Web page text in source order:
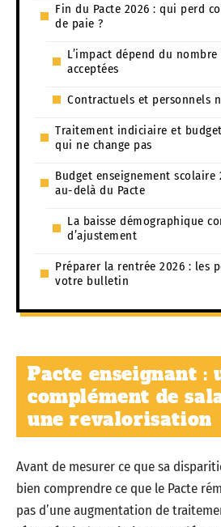
Fin du Pacte 2026 : qui perd
de paie ?
L’impact dépend du
acceptées
Contractuels et personnels
Traitement indiciaire et
qui ne change pas
Budget enseignement
au-delà du Pacte
La baisse démographique
d’ajustement
Préparer la rentrée 2026 : les
votre bulletin
Pacte enseignant :
complément de
une revalorisation
Avant de mesurer ce que sa
bien comprendre ce que le Pacte
pas d’une augmentation de